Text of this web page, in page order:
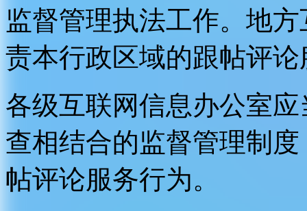
监督管理执法工作。地
责本行政区域的跟帖评
各级互联网信息办公室
查相结合的监督管理制
帖评论服务行为。